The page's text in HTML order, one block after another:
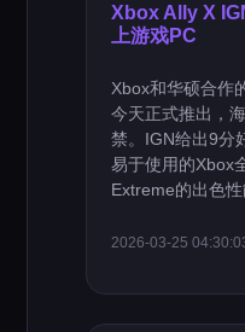
Xbox Ally X
上游戏PC
Xbox和华硕合作
今天正式推出，
禁。IGN给出9分
易于使用的Xbox
Extreme的出色性
2026-03-25